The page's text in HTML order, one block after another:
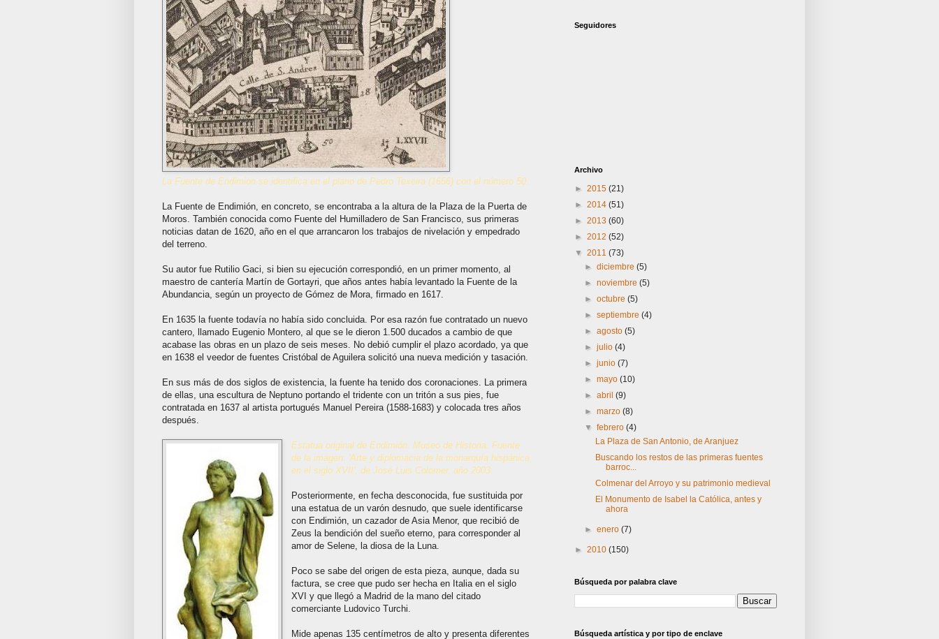
La Fuente de Endimión se identifica en el plano de Pedro Texeira (1656) con el número 50.
La Fuente de Endimión, en concreto, se encontraba a la altura de la Plaza de la Puerta de
Moros. También conocida como Fuente del Humilladero de San Francisco, sus primeras
noticias datan de 1620, año en el que arrancaron los trabajos de nivelación y empedrado
del terreno.
Su autor fue Rutilio Gaci, si bien su ejecución correspondió, en un primer momento, al
maestro de cantería Martín de Gortayri, que años antes había levantado la Fuente de la
Abundancia, según un proyecto de Gómez de Mora, firmado en 1617.
En 1635 la fuente todavía no había sido concluida. Por esa razón fue contratado un nuevo
cantero, llamado Eugenio Montero, al que se le dieron 1.500 ducados a cambio de que
acabase las obras en un plazo de seis meses. No debió cumplir el plazo acordado, ya que
en 1638 el veedor de fuentes Cristóbal de Aguilera solicitó una nueva medición y tasación.
En sus más de dos siglos de existencia, la fuente ha tenido dos coronaciones. La primera
de ellas, una escultura de Neptuno portando el tridente con un tritón a sus pies, fue
contratada en 1637 al artista portugués Manuel Pereira (1588-1683) y colocada tres años
después.
Estatua original de Endimión. Museo de Historia. Fuente
de la imagen: 'Arte y diplomacia de la monarquía hispánica
en el siglo XVII', de José Luis Colomer, año 2003.
Posteriormente, en fecha desconocida, fue sustituida por
una estatua de un varón desnudo, que suele identificarse
con Endimión, un cazador de Asia Menor, que recibió de
Zeus la bendición del sueño eterno, para corresponder al
amor de Selene, la diosa de la Luna.
Poco se sabe del origen de esta pieza, aunque, dada su
factura, se cree que pudo ser hecha en Italia en el siglo
XVI y que llegó a Madrid de la mano del citado
comerciante Ludovico Turchi.
Mide apenas 135 centímetros de alto y presenta diferentes
Seguidores
Archivo
► 2015 (21)
► 2014 (51)
► 2013 (60)
► 2012 (52)
▼ 2011 (73)
►diciembre(5)
►noviembre(5)
►octubre(5)
►septiembre(4)
►agosto(5)
►julio(4)
►junio(7)
►mayo(10)
►abril(9)
►marzo(8)
▼febrero(4)
La Plaza de San Antonio, de Aranjuez
Buscando los restos de las primeras fuentes
barroc...
Colmenar del Arroyo y su patrimonio medieval
El Monumento de Isabel la Católica, antes y
ahora
►enero(7)
► 2010 (150)
Búsqueda por palabra clave
Búsqueda artística y por tipo de enclave